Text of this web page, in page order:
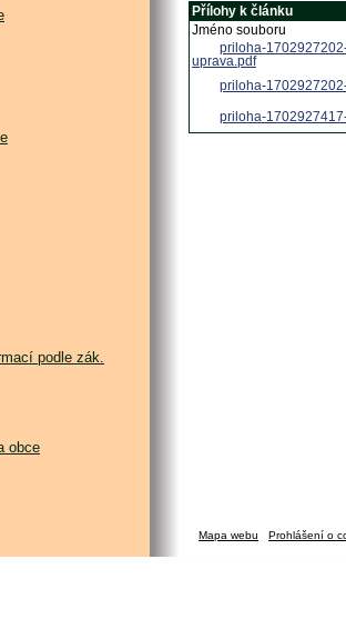
podle zák.
obce
Přílohy k článku
Jméno souboru
priloha-
uprava.pdf
priloha-
priloha-
Mapa webu Prohlášení o